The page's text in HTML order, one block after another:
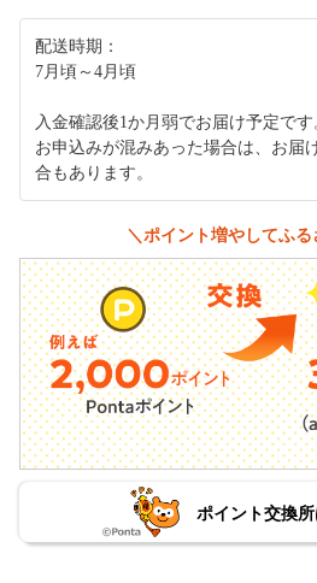
配送時期：
7月頃～4月頃
入金確認後1か月弱でお届け予定です
お申込みが混みあった場合は、お届
合もあります。
＼ポイント増やしてふる
ポイント交換